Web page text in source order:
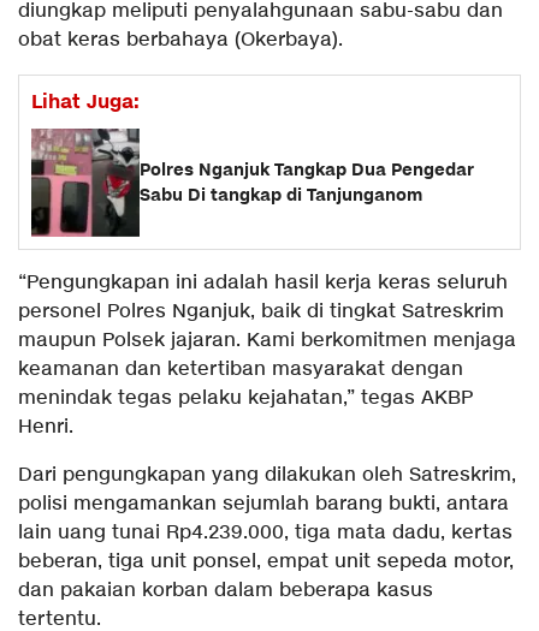
diungkap meliputi penyalahgunaan sabu-sabu dan
obat keras berbahaya (Okerbaya).
Lihat Juga:
Polres Nganjuk Tangkap Dua Pengedar
Sabu Di tangkap di Tanjunganom
“Pengungkapan ini adalah hasil kerja keras seluruh
personel Polres Nganjuk, baik di tingkat Satreskrim
maupun Polsek jajaran. Kami berkomitmen menjaga
keamanan dan ketertiban masyarakat dengan
menindak tegas pelaku kejahatan,” tegas AKBP
Henri.
Dari pengungkapan yang dilakukan oleh Satreskrim,
polisi mengamankan sejumlah barang bukti, antara
lain uang tunai Rp4.239.000, tiga mata dadu, kertas
beberan, tiga unit ponsel, empat unit sepeda motor,
dan pakaian korban dalam beberapa kasus
tertentu.